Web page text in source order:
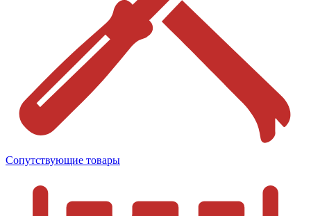
Сопутствующие товары